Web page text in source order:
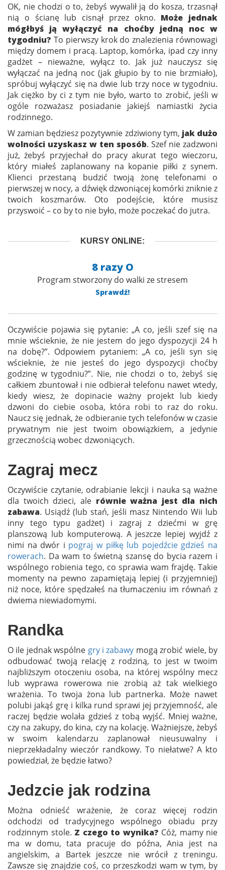
OK, nie chodzi o to, żebyś wywalił ją do kosza, trzasnął
nią o ścianę lub cisnął przez okno. Może jednak
mógłbyś ją wyłączyć na choćby jedną noc w
tygodniu? To pierwszy krok do znalezienia równowagi
między domem i pracą. Laptop, komórka, ipad czy inny
gadżet – nieważne, wyłącz to. Jak już nauczysz się
wyłączać na jedną noc (jak głupio by to nie brzmiało),
spróbuj wyłączyć się na dwie lub trzy noce w tygodniu.
Jak ciężko by ci z tym nie było, warto to zrobić, jeśli w
ogóle rozważasz posiadanie jakiejś namiastki życia
rodzinnego.
W zamian będziesz pozytywnie zdziwiony tym, jak dużo
wolności uzyskasz w ten sposób. Szef nie zadzwoni
już, żebyś przyjechał do pracy akurat tego wieczoru,
który miałeś zaplanowany na kopanie piłki z synem.
Klienci przestaną budzić twoją żonę telefonami o
pierwszej w nocy, a dźwięk dzwoniącej komórki zniknie z
twoich koszmarów. Oto podejście, które musisz
przyswoić – co by to nie było, może poczekać do jutra.
KURSY ONLINE:
8 razy O
Program stworzony do walki ze stresem
Sprawdź!
Oczywiście pojawia się pytanie: „A co, jeśli szef się na
mnie wścieknie, że nie jestem do jego dyspozycji 24 h
na dobę?”. Odpowiem pytaniem: „A co, jeśli syn się
wścieknie, że nie jesteś do jego dyspozycji choćby
godzinę w tygodniu?”. Nie, nie chodzi o to, żebyś się
całkiem zbuntował i nie odbierał telefonu nawet wtedy,
kiedy wiesz, że dopinacie ważny projekt lub kiedy
dzwoni do ciebie osoba, która robi to raz do roku.
Naucz się jednak, że odbieranie tych telefonów w czasie
prywatnym nie jest twoim obowiązkiem, a jedynie
grzecznością wobec dzwoniących.
Zagraj mecz
Oczywiście czytanie, odrabianie lekcji i nauka są ważne
dla twoich dzieci, ale równie ważna jest dla nich
zabawa. Usiądź (lub stań, jeśli masz Nintendo Wii lub
inny tego typu gadżet) i zagraj z dziećmi w grę
planszową lub komputerową. A jeszcze lepiej wyjdź z
nimi na dwór i pograj w piłkę lub pojedźcie gdzieś na
rowerach. Da wam to świetną szansę do bycia razem i
wspólnego robienia tego, co sprawia wam frajdę. Takie
momenty na pewno zapamiętają lepiej (i przyjemniej)
niż noce, które spędzałeś na tłumaczeniu im równań z
dwiema niewiadomymi.
Randka
O ile jednak wspólne gry i zabawy mogą zrobić wiele, by
odbudować twoją relację z rodziną, to jest w twoim
najbliższym otoczeniu osoba, na której wspólny mecz
lub wyprawa rowerowa nie zrobią aż tak wielkiego
wrażenia. To twoja żona lub partnerka. Może nawet
polubi jakąś grę i kilka rund sprawi jej przyjemność, ale
raczej będzie wolała gdzieś z tobą wyjść. Mniej ważne,
czy na zakupy, do kina, czy na kolację. Ważniejsze, żebyś
w swoim kalendarzu zaplanował nieusuwalny i
nieprzekładalny wieczór randkowy. To niełatwe? A kto
powiedział, że będzie łatwo?
Jedzcie jak rodzina
Można odnieść wrażenie, że coraz więcej rodzin
odchodzi od tradycyjnego wspólnego obiadu przy
rodzinnym stole. Z czego to wynika? Cóż, mamy nie
ma w domu, tata pracuje do późna, Ania jest na
angielskim, a Bartek jeszcze nie wrócił z treningu.
Zawsze się znajdzie coś, co przeszkodzi wam w tym, by